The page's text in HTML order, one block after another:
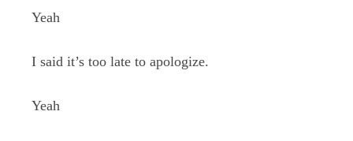
Yeah
I said it’s too late to apologize.
Yeah